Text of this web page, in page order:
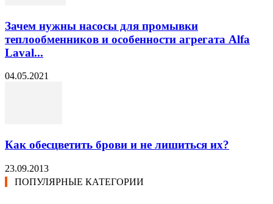
Зачем нужны насосы для промывки
теплообменников и особенности агрегата Alfa
Laval...
04.05.2021
Как обесцветить брови и не лишиться их?
23.09.2013
ПОПУЛЯРНЫЕ КАТЕГОРИИ